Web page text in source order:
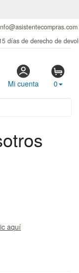
días de derecho de
Mi cuenta 0
aquí